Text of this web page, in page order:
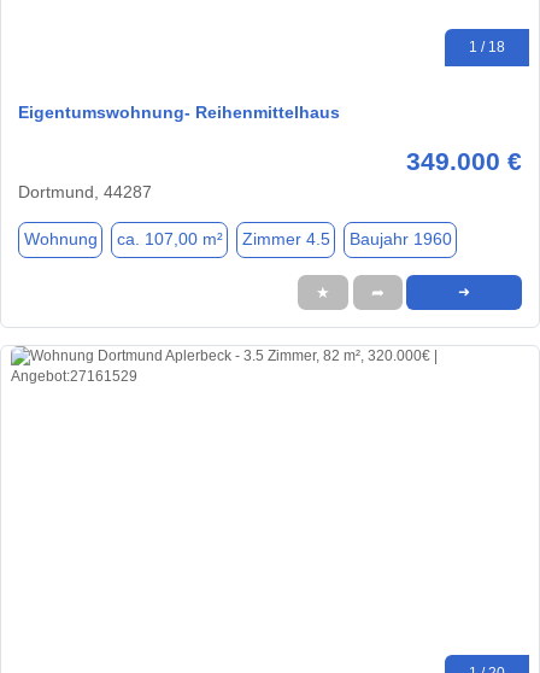
1 / 18
Eigentumswohnung- Reihenmittelhaus
349.000 €
Dortmund, 44287
Wohnung ca. 107,00 m² Zimmer 4.5 Baujahr 1960
★ ➦ ➜